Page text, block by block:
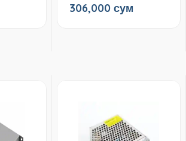
306,000 сум